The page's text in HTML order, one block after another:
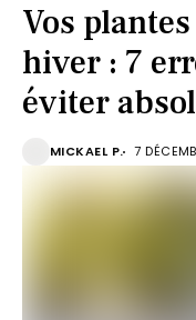
Vos
hiver : 7
éviter
MICKAEL P. 7